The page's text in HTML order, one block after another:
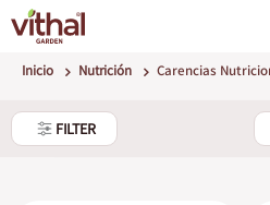
Inicio Nutrición Carencias
FILTER